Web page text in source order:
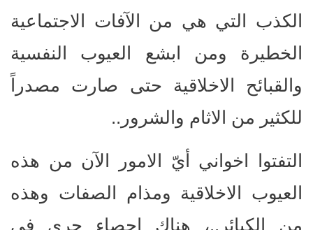
الكذب التي هي من الآفات الاجتماعية
الخطيرة ومن ابشع العيوب النفسية
والقبائح الاخلاقية حتى صارت مصدراً
للكثير من الاثام والشرور..
التفتوا اخواني أيّ الامور الآن من هذه
العيوب الاخلاقية ومذام الصفات وهذه
من الكبائر..، هناك احصاء جرى في